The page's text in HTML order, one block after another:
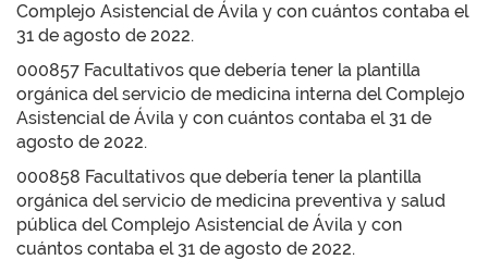
Complejo Asistencial de Ávila y con cuántos contaba el
31 de agosto de 2022.
000857 Facultativos que debería tener la plantilla
orgánica del servicio de medicina interna del Complejo
Asistencial de Ávila y con cuántos contaba el 31 de
agosto de 2022.
000858 Facultativos que debería tener la plantilla
orgánica del servicio de medicina preventiva y salud
pública del Complejo Asistencial de Ávila y con
cuántos contaba el 31 de agosto de 2022.